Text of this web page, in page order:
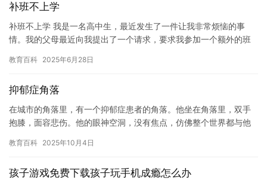
补班不上学
补班不上学 我是一名高中生，最近发生了一件让我非常烦恼的事
情。我的父母最近向我提出了一个请求，要求我参加一个额外的班
别班，…
教育百科 2025年6月28日
抑郁症角落
在城市的角落里，有一个抑郁症患者的角落。他坐在角落里，双手
抱膝，面容悲伤。他的眼神空洞，没有焦点，仿佛整个世界都与他
法改变…
教育百科 2025年10月4日
孩子游戏免费下载孩子玩手机成瘾怎么办